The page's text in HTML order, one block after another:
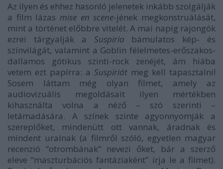
Az ilyen és ehhez hasonló jelenetek inkább szolgálják
a film lázas mise en scene-jének megkonstruálását,
mint a történet előbbre vitelét. A mai napig rajongók
ezrei tárgyalják a Suspiria bámulatos kép- és
színvilágát, valamint a Goblin félelmetes-erőszakos-
dallamos gótikus szinti-rock zenéjét, ám hiába
vetem ezt papírra: a Suspiriát meg kell tapasztalni!
Sosem láttam még olyan filmet, amely az
audiovizuális megoldásait ilyen mértékben
kihasználta volna a néző – szó szerinti –
letámadására. A színek szinte agyonnyomják a
szereplőket, mindenütt ott vannak, áradnak és
mindent uralnak (a filmről szóló, egyetlen magyar
recenzió “otrombának” nevezi őket, bár a szerző
eleve “maszturbációs fantáziaként” írja le a filmet).